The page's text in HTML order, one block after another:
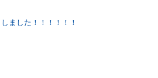
ました！！！！！！